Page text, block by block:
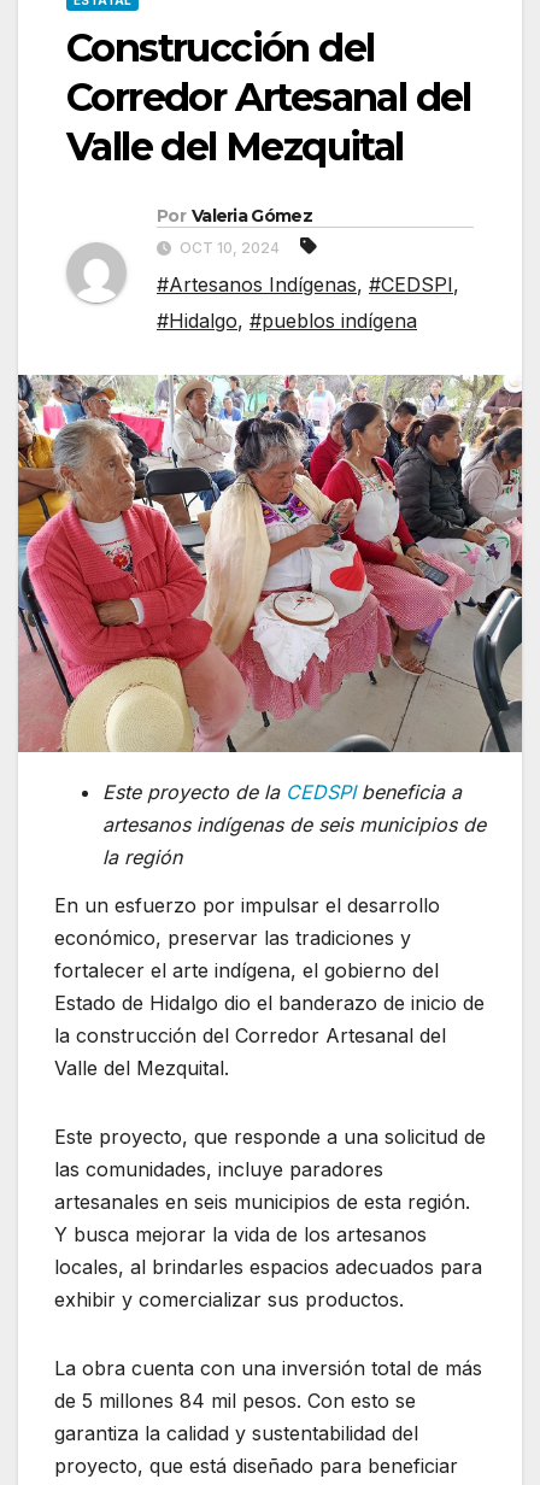
Construcción del
Corredor Artesanal del
Valle del Mezquital
Por Valeria Gómez
OCT 10, 2024
#Artesanos Indígenas, #CEDSPI,
#Hidalgo, #pueblos indígena
Este proyecto de la CEDSPIbeneficia a
artesanos indígenas de seis municipios de
la región
En un esfuerzo por impulsar el desarrollo
económico, preservar las tradiciones y
fortalecer el arte indígena, el gobierno del
Estado de Hidalgo dio el banderazo de inicio de
la construcción del Corredor Artesanal del
Valle del Mezquital.
Este proyecto, que responde a una solicitud de
las comunidades, incluye paradores
artesanales en seis municipios de esta región.
Y busca mejorar la vida de los artesanos
locales, al brindarles espacios adecuados para
exhibir y comercializar sus productos.
La obra cuenta con una inversión total de más
de 5 millones 84 mil pesos. Con esto se
garantiza la calidad y sustentabilidad del
proyecto, que está diseñado para beneficiar